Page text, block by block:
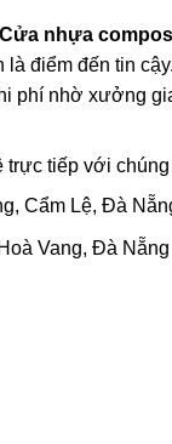
Cửa nhựa
là điểm đến tin
phí nhờ xưởng
tiếp với
Cẩm Lệ, Đà
Vang, Đà Nẵng